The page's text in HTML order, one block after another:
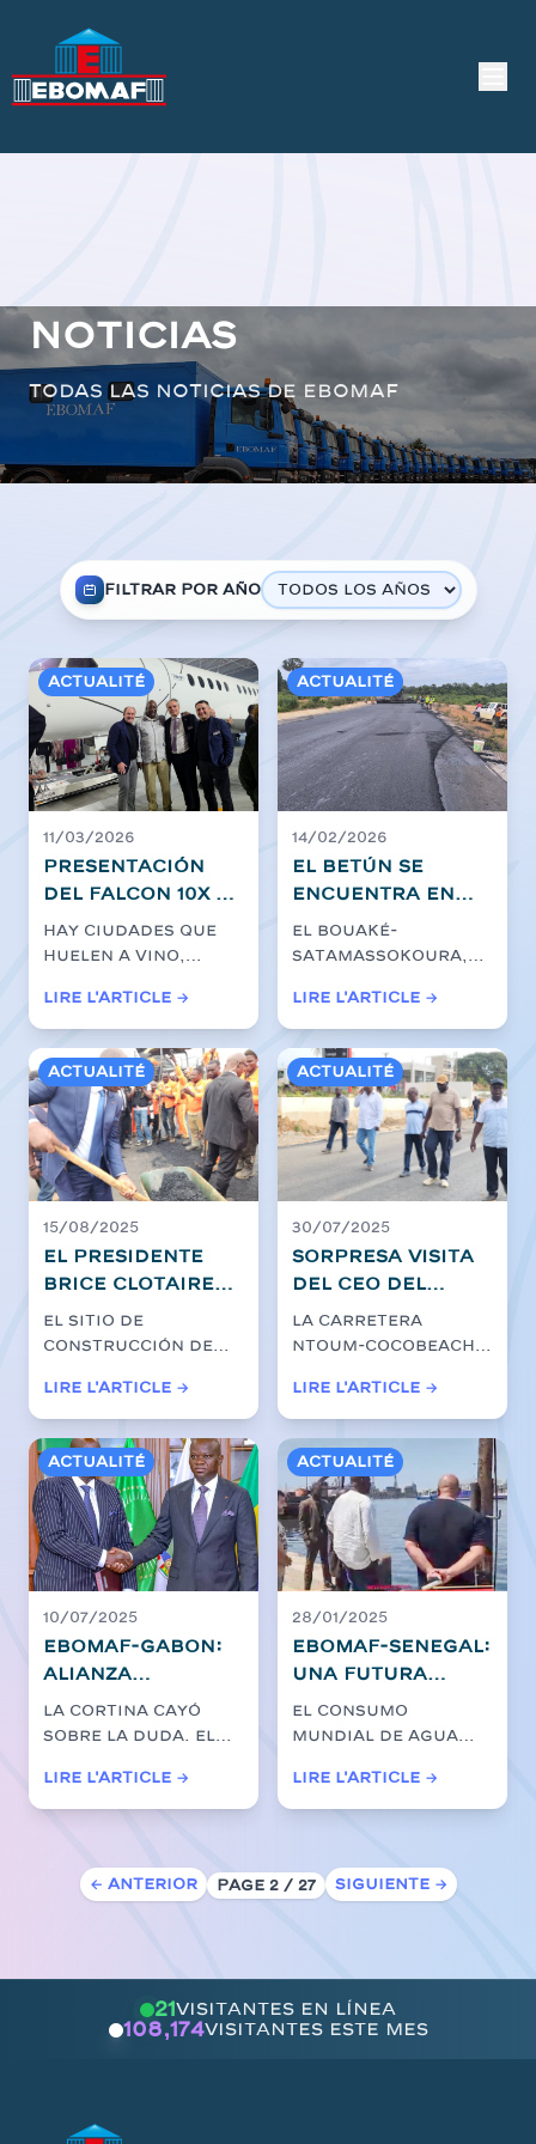
Noticias
Todas las noticias de EBOMAF
Filtrar por año
Actualité
11/03/2026
Presentación
del Falcon 10X en
Burdeos
(Francia): El CEO
EBOMAF,
Mahamadou
Bonkoungou, en
el corazón de
una discreta
reunión de
aviación
empresarial
Hay ciudades que
huelen a vino,
viejas. Burdeos,
por ejemplo....
Lire l'article →
Actualité
14/02/2026
El betún se
encuentra en
Bouaké-Satama
El bouaké-
Satamassokoura,
Satama, que se
extendió a
Satamassok...
Lire l'article →
Actualité
15/08/2025
El presidente
Brice Clotaire
Oligui Nguema
comienza a
Cocobeach-
Ntoum
El sitio de
construcción de
Cocobeach,
estratégico para la
cone...
Lire l'article →
Actualité
30/07/2025
Sorpresa visita
del CEO del
Grupo EBOMAF a
la vida base de
Ntoum
La carretera
Ntoum-Cocobeach
miércoles 30 de
julio de 2025, por ...
Lire l'article →
Actualité
10/07/2025
EBOMAF-GABON:
Alianza
Estratégica
dirigida a
costa oeste,
Ntoum-
La cortina cayó
sobre la duda. El
2025, en el Palais du
Bor...
Lire l'article →
Actualité
28/01/2025
EBOMAF-SENEGAL:
Una futura
solución a la
escasez de agua
El consumo
mundial de agua
duplicado en el
siglo pasado,
Lire l'article →
← Anterior Page 2 / 27 Siguiente →
21visitantes en línea
108,174visitantes este mes